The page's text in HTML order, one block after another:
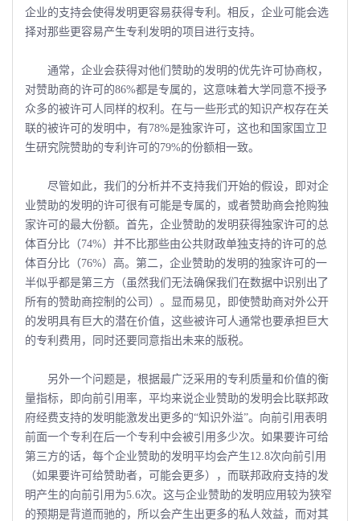
企业的支持会使得发明更容易获得专利。相反，企业可能会选
择对那些更容易产生专利发明的项目进行支持。
通常，企业会获得对他们赞助的发明的优先许可协商权，
对赞助商的许可的86%都是专属的，这意味着大学同意不授予
众多的被许可人同样的权利。在与一些形式的知识产权存在关
联的被许可的发明中，有78%是独家许可，这也和国家国立卫
生研究院赞助的专利许可的79%的份额相一致。
尽管如此，我们的分析并不支持我们开始的假设，即对企
业赞助的发明的许可很有可能是专属的，或者赞助商会抢购独
家许可的最大份额。首先，企业赞助的发明获得独家许可的总
体百分比（74%）并不比那些由公共财政单独支持的许可的总
体百分比（76%）高。第二，企业赞助的发明的独家许可的一
半似乎都是第三方（虽然我们无法确保我们在数据中识别出了
所有的赞助商控制的公司）。显而易见，即使赞助商对外公开
的发明具有巨大的潜在价值，这些被许可人通常也要承担巨大
的专利费用，同时还要同意指出未来的版税。
另外一个问题是，根据最广泛采用的专利质量和价值的衡
量指标，即向前引用率，平均来说企业赞助的发明会比联邦政
府经费支持的发明能激发出更多的“知识外溢”。向前引用表明
前面一个专利在后一个专利中会被引用多少次。如果要许可给
第三方的话，每个企业赞助的发明平均会产生12.8次向前引用
（如果要许可给赞助者，可能会更多），而联邦政府支持的发
明产生的向前引用为5.6次。这与企业赞助的发明应用较为狭窄
的预期是背道而驰的，所以会产生出更多的私人效益，而对其